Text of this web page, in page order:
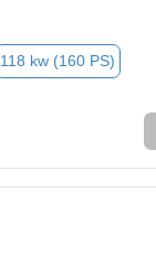
118 kw (160 PS)